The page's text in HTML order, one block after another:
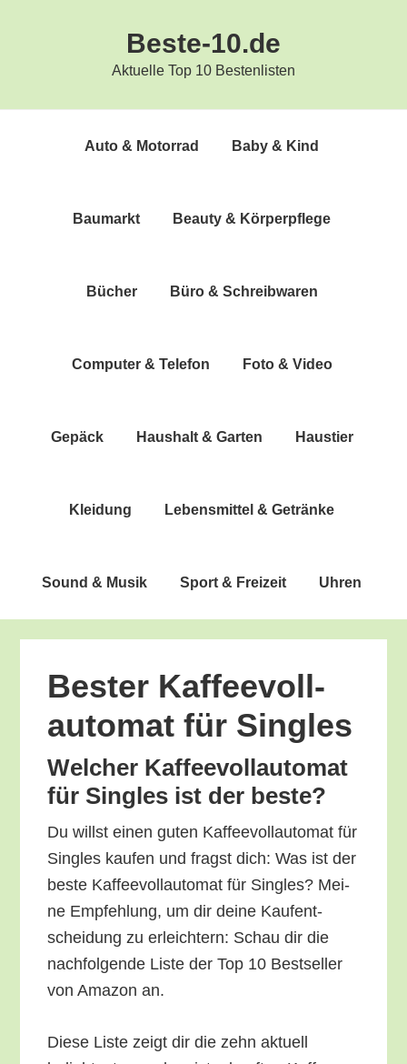
Beste-10.de
Aktuelle Top 10 Bestenlisten
Auto & Motorrad Baby & Kind
Bau­markt Beau­ty & Körperpflege
Bücher Büro & Schreibwaren
Com­pu­ter & Telefon Foto & Video
Gepäck Haus­halt & Garten Haus­tier
Klei­dung Lebens­mit­tel & Getränke
Sound & Musik Sport & Freizeit Uhren
Bes­ter Kaf­fee­voll­
au­to­mat für Singles
Wel­cher Kaf­fee­voll­au­to­mat
für Sin­gles ist der beste?
Du willst einen guten Kaf­fee­voll­au­to­mat für
Sin­gles kau­fen und fragst dich: Was ist der
bes­te Kaf­fee­voll­au­to­mat für Sin­gles? Mei­
ne Emp­feh­lung, um dir dei­ne Kauf­ent­
schei­dung zu erleich­tern: Schau dir die
nach­fol­gen­de Lis­te der Top 10 Best­sel­ler
von Ama­zon an.
Die­se Lis­te zeigt dir die zehn aktu­ell